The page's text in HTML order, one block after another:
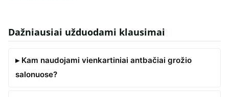
Dažniausiai užduodami klausimai
▸ Kam naudojami vienkartiniai antbačiai grožio
salonuose?